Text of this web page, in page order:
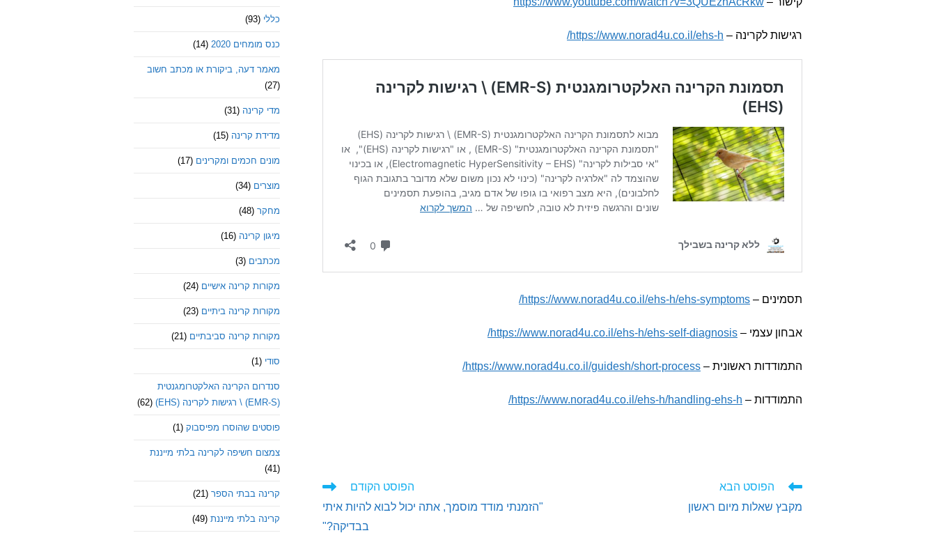
רגישות לקרינה – https://www.norad4u.co.il/ehs-h/
תסמינים – https://www.norad4u.co.il/ehs-h/ehs-symptoms/
אבחון עצמי – https://www.norad4u.co.il/ehs-h/ehs-self-diagnosis/
התמודדות ראשונית – https://www.norad4u.co.il/guidesh/short-process/
התמודדות – https://www.norad4u.co.il/ehs-h/handling-ehs-h/
לקרוא
נוספים
הפוסט הקודם
"הזמנתי מודד מוסמך, אתה יכול לבוא להיות איתי
בבדיקה?"
הפוסט הבא
מקבץ שאלות מיום ראשון
כללי (93)
כנס מומחים 2020 (14)
מאמר דעה, ביקורת או מכתב חשוב
(27)
מדי קרינה (31)
מדידת קרינה (15)
מונים חכמים ומקרינים (17)
מוצרים (34)
מחקר (48)
מיגון קרינה (16)
מכתבים (3)
מקורות קרינה אישיים (24)
מקורות קרינה ביתיים (23)
מקורות קרינה סביבתיים (21)
סודי (1)
סנדרום הקרינה האלקטרומגנטית
(EMR-S) \ רגישות לקרינה (EHS)
(62)
פוסטים שהוסרו מפיסבוק (1)
צמצום חשיפה לקרינה בלתי מייננת
(41)
קרינה בבתי הספר (21)
קרינה בלתי מייננת (49)